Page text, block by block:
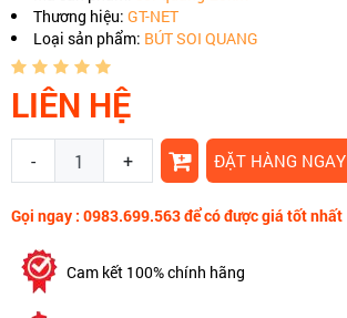
Thương hiệu: GT-NET
Loại sản phẩm: BÚT SOI QUANG
LIÊN HỆ
- + ĐẶT HÀNG NGAY
Gọi ngay : 0983.699.563 để có được giá tốt nhất
Cam kết 100% chính hãng